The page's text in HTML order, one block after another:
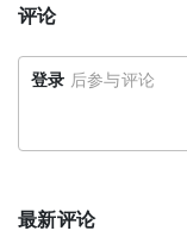
评论
登录 后参与评论
最新评论